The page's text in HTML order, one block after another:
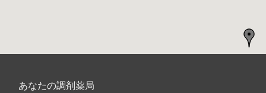
あなたの調剤薬局